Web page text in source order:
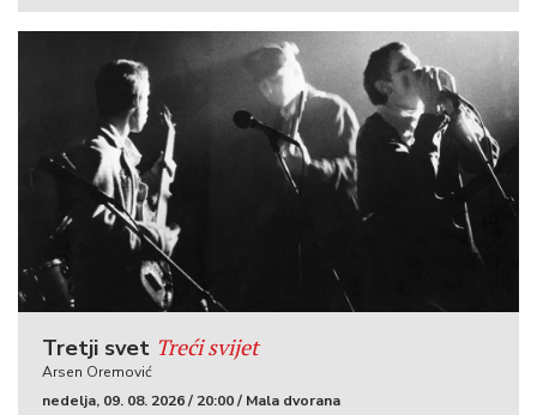
Tretji svet Treći svijet
Arsen Oremović
nedelja, 09. 08. 2026 / 20:00 / Mala dvorana